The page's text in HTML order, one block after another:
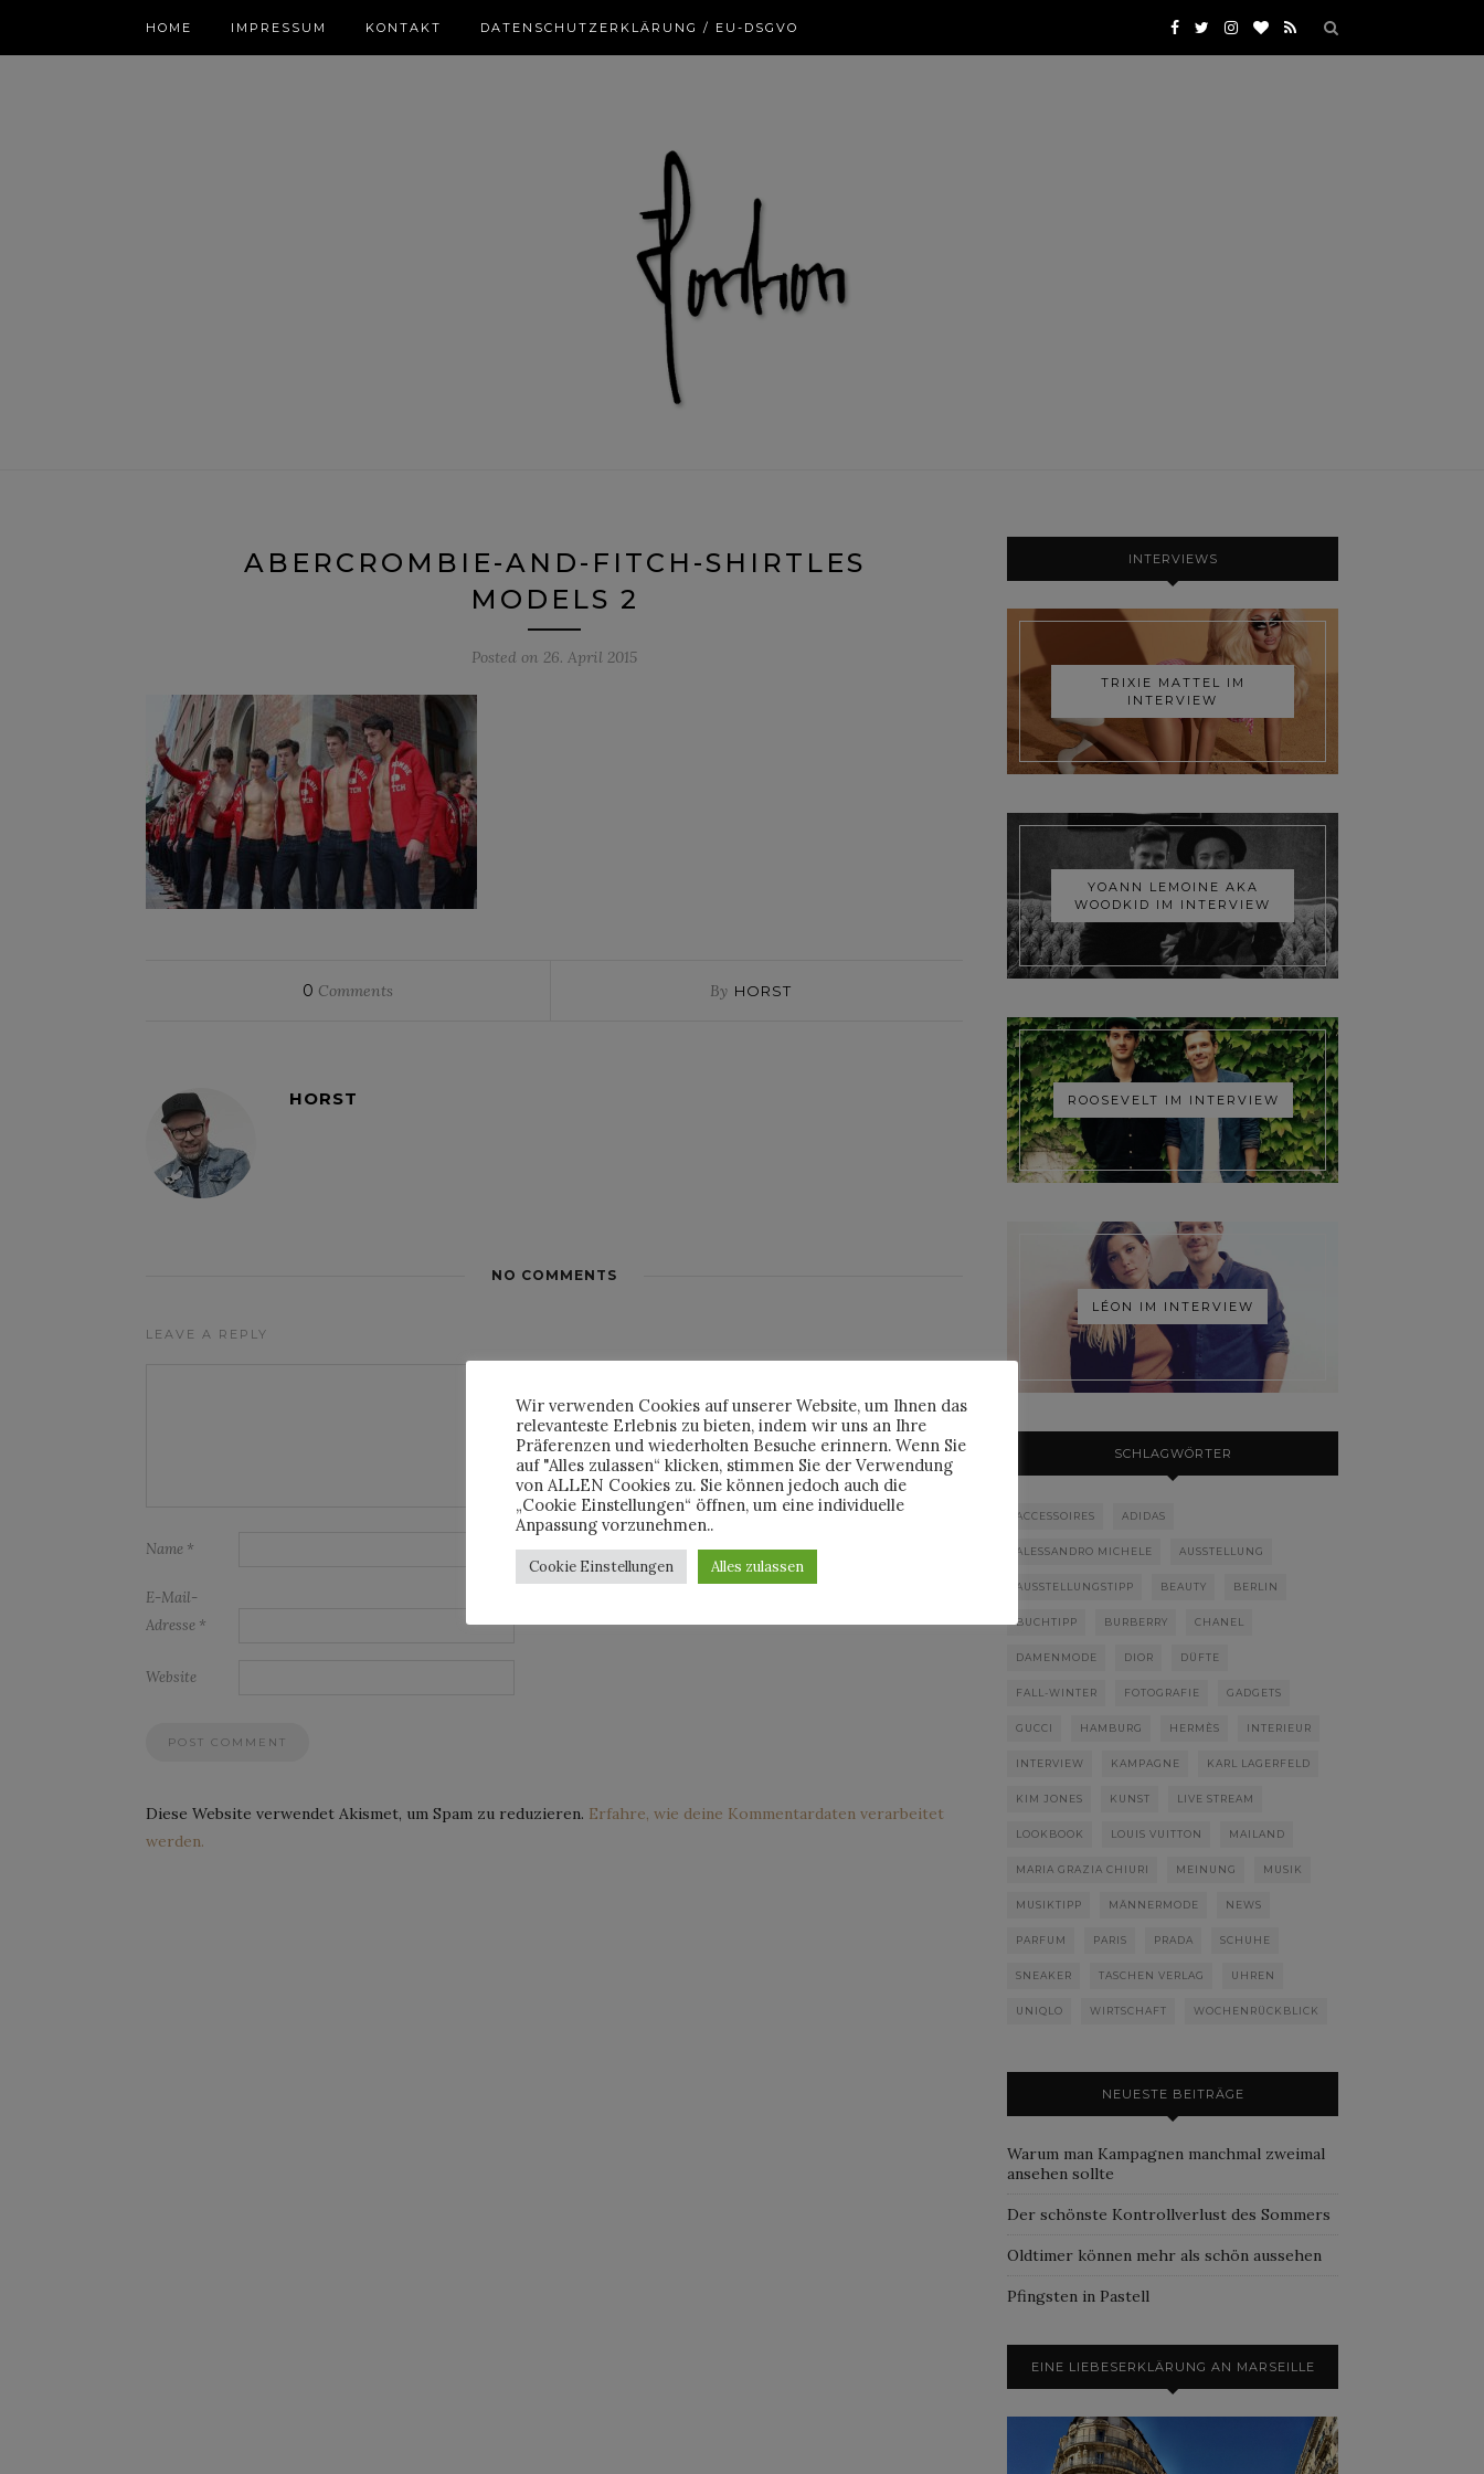
HOME IMPRESSUM KONTAKT DATENSCHUTZERKLÄRUNG / EU-DSGVO
ABERCROMBIE-AND-FITCH-SHIRTLES
MODELS 2
Posted on 26. April 2015
0 Comments By HORST
HORST
NO COMMENTS
LEAVE A REPLY
Name *
E-Mail-
Adresse *
Website
Diese Website verwendet Akismet, um Spam zu reduzieren. Erfahre, wie deine Kommentardaten verarbeitet
werden.
INTERVIEWS
TRIXIE MATTEL IM
INTERVIEW
YOANN LEMOINE AKA
WOODKID IM INTERVIEW
ROOSEVELT IM INTERVIEW
LÉON IM INTERVIEW
SCHLAGWÖRTER
ACCESSOIRES ADIDAS
ALESSANDRO MICHELE AUSSTELLUNG
AUSSTELLUNGSTIPP BEAUTY BERLIN
BUCHTIPP BURBERRY CHANEL
DAMENMODE DIOR DÜFTE
FALL-WINTER FOTOGRAFIE GADGETS
GUCCI HAMBURG HERMÈS INTERIEUR
INTERVIEW KAMPAGNE KARL LAGERFELD
KIM JONES KUNST LIVE STREAM
LOOKBOOK LOUIS VUITTON MAILAND
MARIA GRAZIA CHIURI MEINUNG MUSIK
MUSIKTIPP MÄNNERMODE NEWS
PARFUM PARIS PRADA SCHUHE
SNEAKER TASCHEN VERLAG UHREN
UNIQLO WIRTSCHAFT WOCHENRÜCKBLICK
NEUESTE BEITRÄGE
Warum man Kampagnen manchmal zweimal
ansehen sollte
Der schönste Kontrollverlust des Sommers
Oldtimer können mehr als schön aussehen
Pfingsten in Pastell
EINE LIEBESERKLÄRUNG AN MARSEILLE
Wir verwenden Cookies auf unserer Website, um Ihnen das
relevanteste Erlebnis zu bieten, indem wir uns an Ihre
Präferenzen und wiederholten Besuche erinnern. Wenn Sie
auf "Alles zulassen“ klicken, stimmen Sie der Verwendung
von ALLEN Cookies zu. Sie können jedoch auch die
„Cookie Einstellungen“ öffnen, um eine individuelle
Anpassung vorzunehmen..
Cookie Einstellungen Alles zulassen